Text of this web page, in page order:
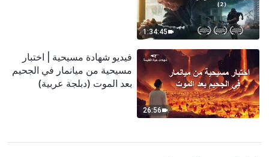
1:34:45
26:56
فيديو شهادة مسيحية | اختبار
مسيحية من ميانمار في الجحيم
بعد الموت (دبلجة عربية)